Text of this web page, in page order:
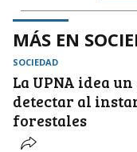
MÁS EN
SOCIEDAD
La UPNA idea
detectar al
forestales